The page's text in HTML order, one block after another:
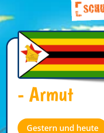
- Armut
Gestern und heute